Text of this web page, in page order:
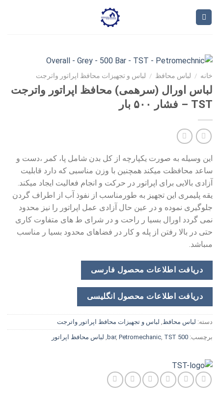
خانه / لباس محافظ / لباس و تجهیزات محافظ اپراتور واترجت
لباس اورال (سرهمی) محافظ اپراتور واترجت
TST – فشار ۵۰۰ بار
این وسیله به صورت یکپارچه از کل بدن شامل پا، کمر ،دست و
ساعد محافظت میکند همچنین با وزن مناسبى که دارد قابلیت
آزادى بالایى براى اپراتور در حرکت و انجام فعالیت ایجاد میکند.
یقه پلیمرى این تجهیز به طورمناسب از نفوذ آب از اطراف گردن
جلوگیرى نموده و در عین حال آزادى عمل اپراتور را نیز محدود
نمى گردد اورال بسیا ر راحت و در شرای ط هاى متفاوت کارى
حتى در بالا رفتن از پله و کار در فضاهاى محدود بسیا ر مناسب
مىباشد.
دریافت اطلاعات محصول فارسی
دریافت اطلاعات محصول انگلیسی
دسته: لباس محافظ لباس و تجهیزات محافظ اپراتور واترجت
برچسب: 500 bar
, Petromechanic TST لباس محافظ اپراتور